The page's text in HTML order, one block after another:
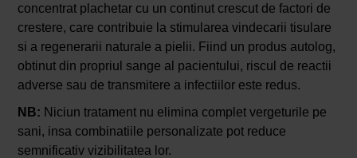
concentrat plachetar cu un continut crescut de factori de
crestere, care contribuie la stimularea vindecarii tisulare
si a regenerarii naturale a pielii. Fiind un produs autolog,
obtinut din propriul sange al pacientului, riscul de reactii
adverse sau de transmitere a infectiilor este redus.
NB: Niciun tratament nu elimina complet vergeturile pe
sani, insa combinatiile personalizate pot reduce
semnificativ vizibilitatea lor.